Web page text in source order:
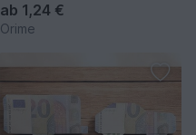
ab 1,24 €
Orime